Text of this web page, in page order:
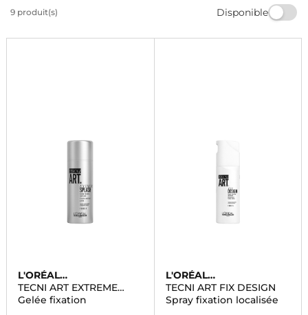
impeccable et durable grâce à ces formules
9 produit(s) Disponible
L'ORÉAL
PROFESSIONNEL
TECNI ART EXTREME
SPLASH
Gelée fixation
L'ORÉAL
PROFESSIONNEL
TECNI ART FIX DESIGN
Spray fixation localisée